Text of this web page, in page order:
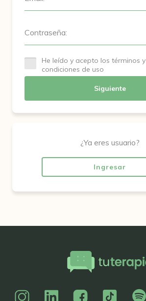
Contraseña:
He leído y acepto los términos y
condiciones de uso
Siguiente
¿Ya eres usuario?
Ingresar